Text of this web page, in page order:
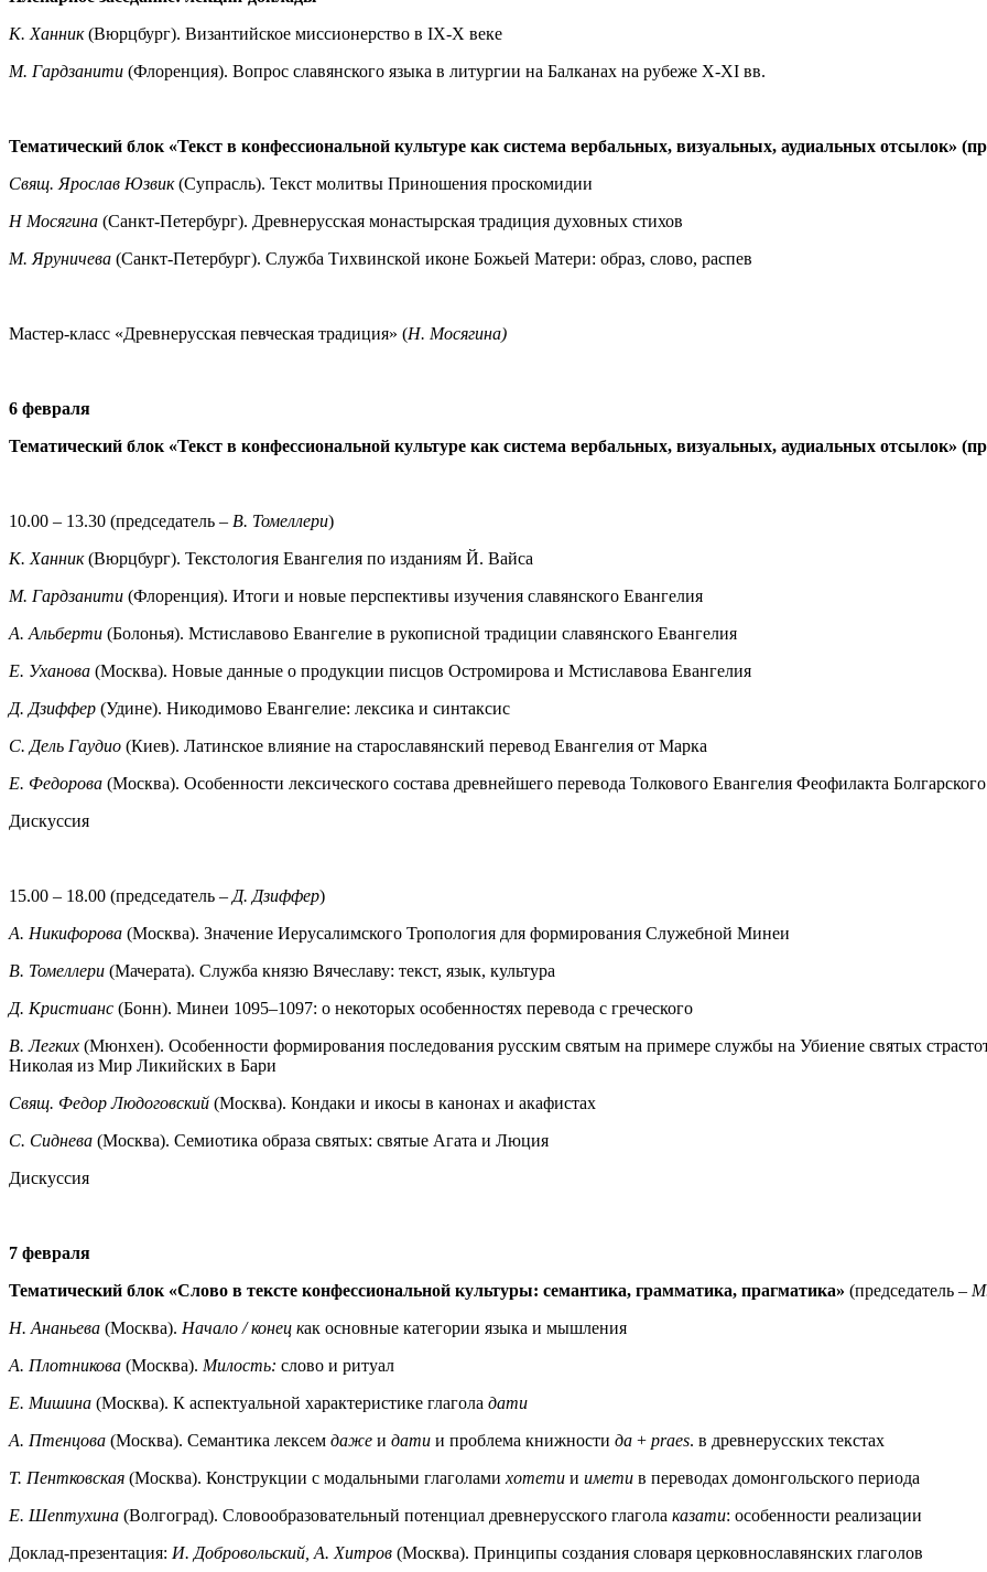
К. Ханник(Вюрцбург). Византийское миссионерство в IX-X веке
М. Гардзанити (Флоренция). Вопрос славянского языка в литургии на Балканах на рубеже X-XI вв.
Тематический блок «Текст в конфессиональной культуре как система вербальных, визуальных, аудиальных отсылок»
Свящ. Ярослав Юзвик(Супрасль). Текст молитвы Приношения проскомидии
Н Мосягина (Санкт-Петербург). Древнерусская монастырская традиция духовных стихов
М. Яруничева (Санкт-Петербург). Служба Тихвинской иконе Божьей Матери: образ, слово, распев
Мастер-класс «Древнерусская певческая традиция» (Н. Мосягина)
6 февраля
Тематический блок «Текст в конфессиональной культуре как система вербальных, визуальных, аудиальных отсылок»
10.00 – 13.30 (председатель – В. Томеллери)
К. Ханник(Вюрцбург). Текстология Евангелия по изданиям Й. Вайса
М. Гардзанити (Флоренция). Итоги и новые перспективы изучения славянского Евангелия
А. Альберти (Болонья). Мстиславово Евангелие в рукописной традиции славянского Евангелия
Е. Уханова (Москва). Новые данные о продукции писцов Остромирова и Мстиславова Евангелия
Д. Дзиффер (Удине). Никодимово Евангелие: лексика и синтаксис
С. Дель Гаудио (Киев). Латинское влияние на старославянский перевод Евангелия от Марка
Е. Федорова (Москва). Особенности лексического состава древнейшего перевода Толкового Евангелия Феофилакта Болгарского
Дискуссия
15.00 – 18.00 (председатель – Д. Дзиффер)
А. Никифорова (Москва). Значение Иерусалимского Тропология для формирования Служебной Минеи
В. Томеллери (Мачерата). Служба князю Вячеславу: текст, язык, культура
Д. Кристианс (Бонн). Минеи 1095–1097: о некоторых особенностях перевода с греческого
В. Легких (Мюнхен). Особенности формирования последования русским святым на примере службы на Убиение святых
Николая из Мир Ликийских в Бари
Свящ. Федор Людоговский (Москва). Кондаки и икосы в канонах и акафистах
С. Сиднева (Москва). Семиотика образа святых: святые Агата и Люция
Дискуссия
7 февраля
Тематический блок «Слово в тексте конфессиональной культуры: семантика, грамматика, прагматика» (председатель –
Н. Ананьева (Москва). Начало / конец как основные категории языка и мышления
А. Плотникова (Москва). Милость: слово и ритуал
Е. Мишина (Москва). К аспектуальной характеристике глагола дати
А. Птенцова (Москва). Семантика лексем даже и дати и проблема книжности да + praes. в древнерусских текстах
Т. Пентковская (Москва). Конструкции с модальными глаголами хотети и имети в переводах домонгольского периода
Е. Шептухина (Волгоград). Словообразовательный потенциал древнерусского глагола казати: особенности реализации
Доклад-презентация: И. Добровольский, А. Хитров (Москва). Принципы создания словаря церковнославянских глаголов